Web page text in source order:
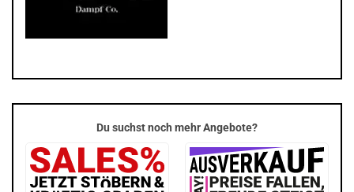
Du suchst noch mehr Angebote?